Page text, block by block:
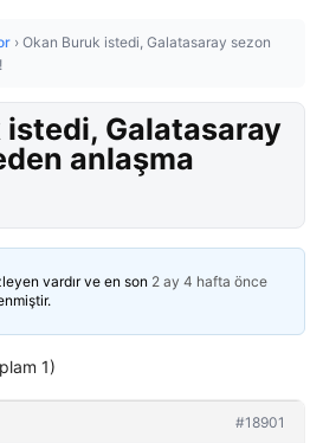
› Okan Buruk istedi, Galatasaray sezon
istedi, Galatasaray
anlaşma
vardır ve en son 2 ay 4 hafta önce
1)
#18901